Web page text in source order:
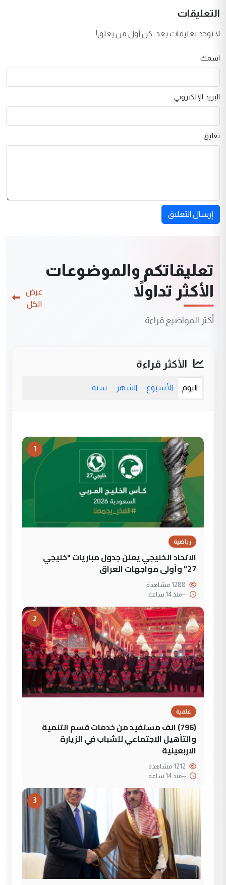
التعليقات
لا توجد تعليقات بعد. كن أول من يعلق!
اسمك
البريد الإلكتروني
تعليق
إرسال التعليق
تعليقاتكم والموضوعات
الأكثر تداولاً
أكثر المواضيع قراءة
عرض
الكل
الأكثر قراءة
اليوم الأسبوع الشهر سنة
1
رياضية
الاتحاد الخليجي يعلن جدول مباريات "خليجي
27" وأولى مواجهات العراق
--منذ 14 ساعة
2
علمية
(796) الف مستفيد من خدمات قسم التنمية
والتأهيل الاجتماعي للشباب في الزيارة
الاربعينية
--منذ 14 ساعة
3